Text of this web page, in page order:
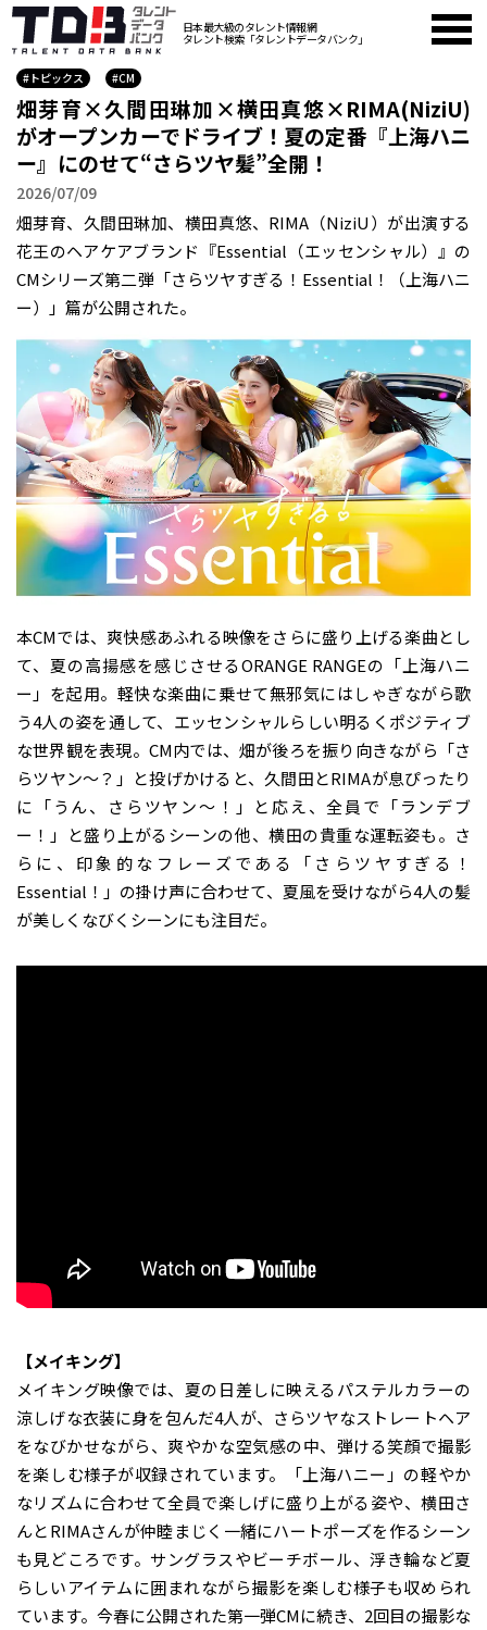
日本最大級のタレント情報網
タレント検索「タレントデータバンク」
#トピックス #CM
畑芽育×久間田琳加×横田真悠×RIMA(NiziU)
がオープンカーでドライブ！夏の定番『上海ハニ
ー』にのせて“さらツヤ髪”全開！
2026/07/09
畑芽育、久間田琳加、横田真悠、RIMA（NiziU）が出演する
花王のヘアケアブランド『Essential（エッセンシャル）』の
CMシリーズ第二弾「さらツヤすぎる！Essential！（上海ハニ
ー）」篇が公開された。
本CMでは、爽快感あふれる映像をさらに盛り上げる楽曲とし
て、夏の高揚感を感じさせるORANGE RANGEの「上海ハニ
ー」を起用。軽快な楽曲に乗せて無邪気にはしゃぎながら歌
う4人の姿を通して、エッセンシャルらしい明るくポジティブ
な世界観を表現。CM内では、畑が後ろを振り向きながら「さ
らツヤン〜？」と投げかけると、久間田とRIMAが息ぴったり
に「うん、さらツヤン〜！」と応え、全員で「ランデブ
ー！」と盛り上がるシーンの他、横田の貴重な運転姿も。さ
らに、印象的なフレーズである「さらツヤすぎる！
Essential！」の掛け声に合わせて、夏風を受けながら4人の髪
が美しくなびくシーンにも注目だ。
【メイキング】
メイキング映像では、夏の日差しに映えるパステルカラーの
涼しげな衣装に身を包んだ4人が、さらツヤなストレートヘア
をなびかせながら、爽やかな空気感の中、弾ける笑顔で撮影
を楽しむ様子が収録されています。「上海ハニー」の軽やか
なリズムに合わせて全員で楽しげに盛り上がる姿や、横田さ
んとRIMAさんが仲睦まじく一緒にハートポーズを作るシーン
も見どころです。サングラスやビーチボール、浮き輪など夏
らしいアイテムに囲まれながら撮影を楽しむ様子も収められ
ています。今春に公開された第一弾CMに続き、2回目の撮影な